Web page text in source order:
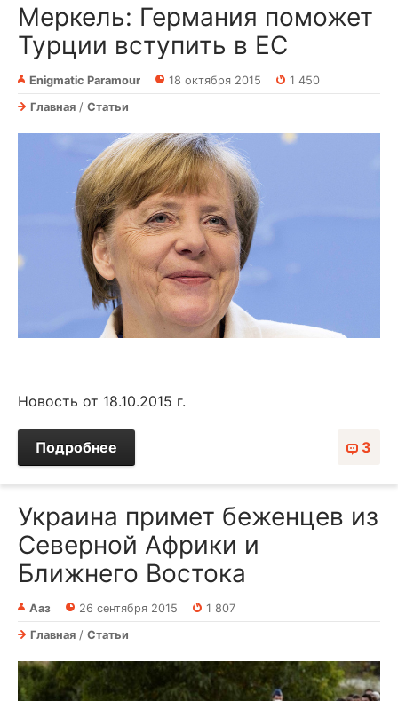
Меркель: Германия поможет
Турции вступить в ЕС
Enigmatic Paramour 18 октября 2015
1 450
Главная / Статьи
Новость от 18.10.2015 г.
3
Подробнее
Украина примет беженцев из
Северной Африки и
Ближнего Востока
Ааз 26 сентября 2015
1 807
Главная / Статьи